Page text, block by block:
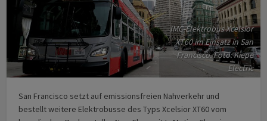
IMC-Elektrobus Xcelsior
XT60 im Einsatz in San
Francisco. Foto: Kiepe
Electric
San Francisco setzt auf emissionsfreien Nahverkehr und
bestellt weitere Elektrobusse des Typs Xcelsior XT60 vom